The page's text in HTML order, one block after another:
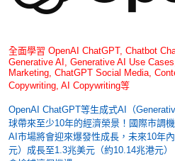
全面學習 OpenAI ChatGPT, Chatbot
Generative AI, Generative AI Use
Marketing, ChatGPT Social Media,
Copywriting, AI Copywriting等
OpenAI ChatGPT等生成式AI（
球帶來至少10年的經濟榮景！國際市調
AI市場將會迎來爆發性成長，未來10年
元）成長至1.3兆美元（約10.14兆港元